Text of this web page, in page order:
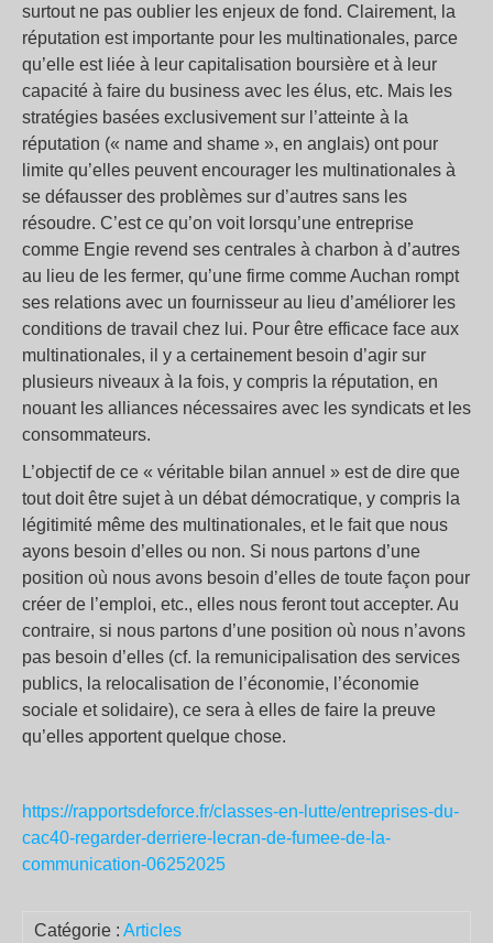
surtout ne pas oublier les enjeux de fond. Clairement, la
réputation est importante pour les multinationales, parce
qu’elle est liée à leur capitalisation boursière et à leur
capacité à faire du business avec les élus, etc. Mais les
stratégies basées exclusivement sur l’atteinte à la
réputation (« name and shame », en anglais) ont pour
limite qu’elles peuvent encourager les multinationales à
se défausser des problèmes sur d’autres sans les
résoudre. C’est ce qu’on voit lorsqu’une entreprise
comme Engie revend ses centrales à charbon à d’autres
au lieu de les fermer, qu’une firme comme Auchan rompt
ses relations avec un fournisseur au lieu d’améliorer les
conditions de travail chez lui. Pour être efficace face aux
multinationales, il y a certainement besoin d’agir sur
plusieurs niveaux à la fois, y compris la réputation, en
nouant les alliances nécessaires avec les syndicats et les
consommateurs.
L’objectif de ce « véritable bilan annuel » est de dire que
tout doit être sujet à un débat démocratique, y compris la
légitimité même des multinationales, et le fait que nous
ayons besoin d’elles ou non. Si nous partons d’une
position où nous avons besoin d’elles de toute façon pour
créer de l’emploi, etc., elles nous feront tout accepter. Au
contraire, si nous partons d’une position où nous n’avons
pas besoin d’elles (cf. la remunicipalisation des services
publics, la relocalisation de l’économie, l’économie
sociale et solidaire), ce sera à elles de faire la preuve
qu’elles apportent quelque chose.
https://rapportsdeforce.fr/classes-en-lutte/entreprises-du-
cac40-regarder-derriere-lecran-de-fumee-de-la-
communication-06252025
Catégorie : Articles